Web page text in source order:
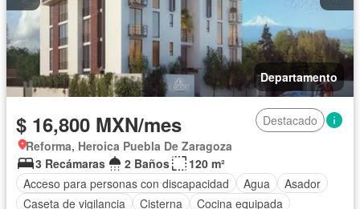
Departamento
$ 16,800 MXN/mes
Destacado
Reforma, Heroica Puebla De Zaragoza
3 Recámaras
2 Baños
120 m²
Acceso para personas con discapacidad
Agua
Asador
Caseta de vigilancia
Cisterna
Cocina equipada